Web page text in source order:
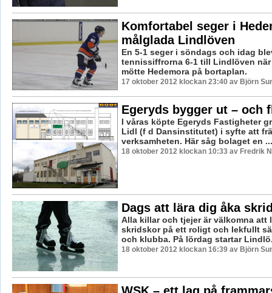
Komfortabel seger i
målglada Lindlöven
En 5-1 seger i söndags och idag
tennissiffrorna 6-1 till Lindlöven
mötte Hedemora på bortaplan.
17 oktober 2012 klockan 23:40 av Björn
Egeryds bygger ut – och
I våras köpte Egeryds Fastigheter
Lidl (f d Dansinstitutet) i syfte att
verksamheten. Här såg bolaget en ...
18 oktober 2012 klockan 10:33 av Fredrik
Dags att lära dig åka
Alla killar och tjejer är välkomna att
skridskor på ett roligt och lekfullt
och klubba. På lördag startar
18 oktober 2012 klockan 16:39 av Björn